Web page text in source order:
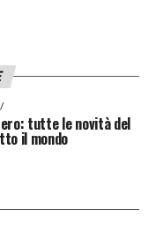
tutte le novità del
il mondo